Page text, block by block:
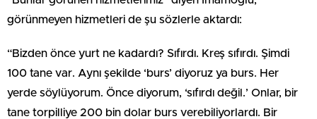
görünmeyen hizmetleri de şu sözlerle aktardı:
“Bizden önce yurt ne kadardı? Sıfırdı. Kreş sıfırdı. Şimdi
100 tane var. Aynı şekilde ‘burs’ diyoruz ya burs. Her
yerde söylüyorum. Önce diyorum, ‘sıfırdı değil.’ Onlar, bir
tane torpilliye 200 bin dolar burs verebiliyorlardı. Bir